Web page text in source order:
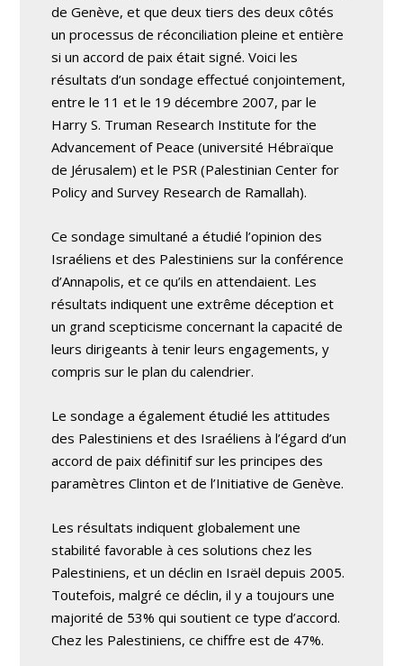
de Genève, et que deux tiers des deux côtés
un processus de réconciliation pleine et entière
si un accord de paix était signé. Voici les
résultats d’un sondage effectué conjointement,
entre le 11 et le 19 décembre 2007, par le
Harry S. Truman Research Institute for the
Advancement of Peace (université Hébraïque
de Jérusalem) et le PSR (Palestinian Center for
Policy and Survey Research de Ramallah).
Ce sondage simultané a étudié l’opinion des
Israéliens et des Palestiniens sur la conférence
d’Annapolis, et ce qu’ils en attendaient. Les
résultats indiquent une extrême déception et
un grand scepticisme concernant la capacité de
leurs dirigeants à tenir leurs engagements, y
compris sur le plan du calendrier.
Le sondage a également étudié les attitudes
des Palestiniens et des Israéliens à l’égard d’un
accord de paix définitif sur les principes des
paramètres Clinton et de l’Initiative de Genève.
Les résultats indiquent globalement une
stabilité favorable à ces solutions chez les
Palestiniens, et un déclin en Israël depuis 2005.
Toutefois, malgré ce déclin, il y a toujours une
majorité de 53% qui soutient ce type d’accord.
Chez les Palestiniens, ce chiffre est de 47%.